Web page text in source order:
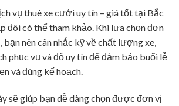
vụ thuê xe cưới uy tín – giá tốt tại Bắc
đôi có thể tham khảo. Khi lựa chọn đơn
bạn nên cân nhắc kỹ về chất lượng xe,
phục vụ và độ uy tín để đảm bảo buổi lễ
và đúng kế hoạch.
sẽ giúp bạn dễ dàng chọn được đơn vị